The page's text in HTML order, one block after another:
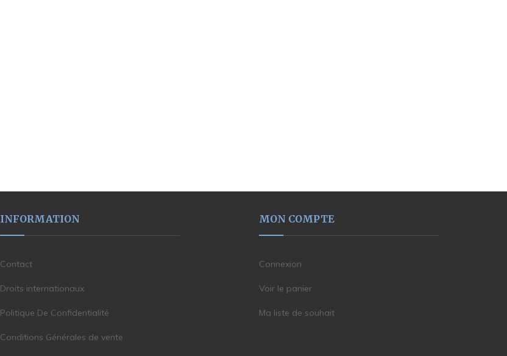
INFORMATION
Contact
Droits internationaux
Politique De Confidentialité
Conditions Générales de vente
MON COMPTE
Connexion
Voir le panier
Ma liste de souhait